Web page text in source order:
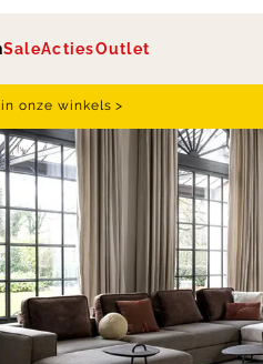
SaleActiesOutlet
onze winkels >